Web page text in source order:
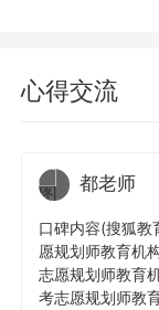
心得交流
都老师
口碑内容(搜狐教
愿规划师教育机
志愿规划师教育
考志愿规划师教